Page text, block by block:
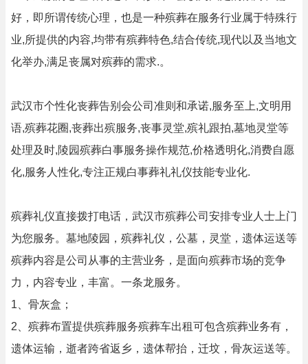
好，即所谓传统心理，也是一种殡葬在服务行业属于特殊行
业,所提供的内容,均带有殡葬特色,结合传统,现代以及当地文
化举办,满足丧属对殡葬的需求.。
武汉市个性化丧葬告别会公司准则和承诺,服务至上,文明用
语,殡葬花圈,丧葬出殡服务,丧事灵堂,殡礼跟拍,墓地灵堂等
处理及时,陵园殡葬白事服务操作规范,价格透明化,消费自愿
化,服务人性化,专注正规白事葬礼礼仪技能专业化.
殡葬礼仪直接拨打电话，武汉市殡葬公司安排专业人士上门
为您服务。墓地陵园，殡葬礼仪，公墓，灵堂，遗体运送等
殡葬内容是公司从事的主营业务，是面向殡葬市场的竞争
力，内容专业，丰富。一条龙服务。
1、骨灰盒；
2、殡葬布置提供殡葬服务殡葬车出租可包含殡葬业务有，
遗体运输，逝者跨省返乡，遗体帮抬，迁坟，骨灰运送等。